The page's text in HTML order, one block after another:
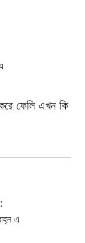
ফেলি এখন কি
এ